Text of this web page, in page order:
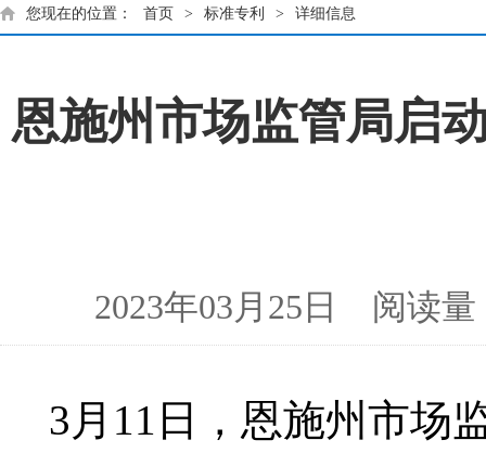
您现在的位置： 首页 > 标准专利 > 详细信息
恩施州市场监管局启
2023年03月25日 阅读
3月11日，恩施州市场